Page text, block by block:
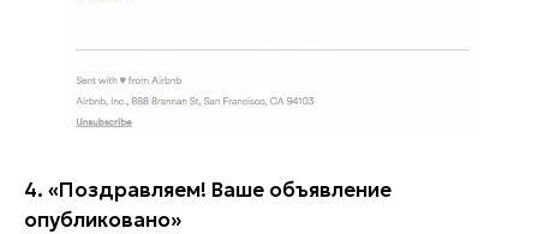
4. «Поздравляем! Ваше объявление
опубликовано»